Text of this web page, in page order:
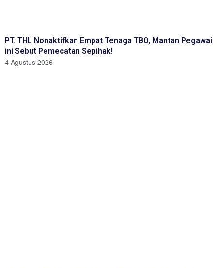
PT. THL Nonaktifkan Empat Tenaga TBO, Mantan Pegawai
ini Sebut Pemecatan Sepihak!
4 Agustus 2026